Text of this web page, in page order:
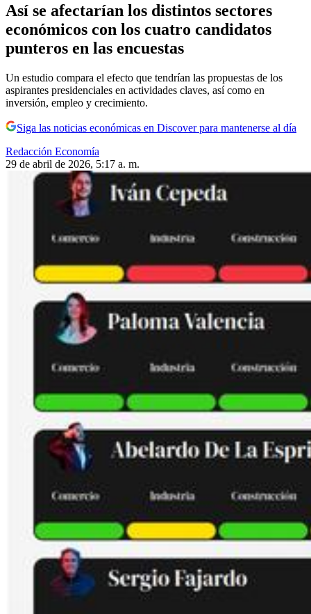
Así se afectarían los distintos sectores
económicos con los cuatro candidatos
punteros en las encuestas
Un estudio compara el efecto que tendrían las propuestas de los
aspirantes presidenciales en actividades claves, así como en
inversión, empleo y crecimiento.
Siga las noticias económicas en Discover para mantenerse al día
Redacción Economía
29 de abril de 2026, 5:17 a. m.